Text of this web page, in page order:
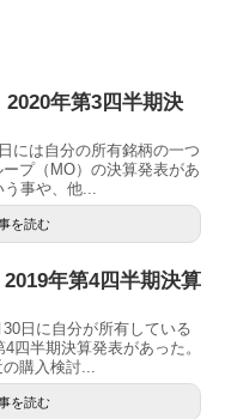
年第3四半期決
には自分の所有銘柄の一つ
プ（MO）の決算発表があ
う事や、他...
を読む
年第4四半期決算
日に自分が所有している
四半期決算発表があった。
購入検討...
を読む